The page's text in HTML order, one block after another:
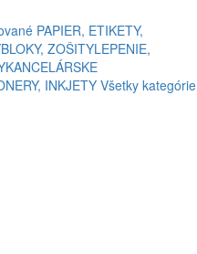
PAPIER, ETIKETY,
BLOKY, ZOŠITYLEPENIE,
KANCELÁRSKE
INKJETY Všetky kategórie